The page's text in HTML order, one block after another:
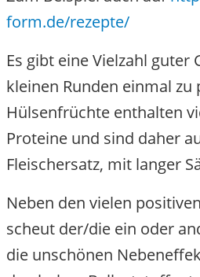
form.de/rezepte/
Es gibt eine Vielzahl guter
kleinen Runden einmal zu
Hülsenfrüchte enthalten
Proteine und sind daher
Fleischersatz, mit langer
Neben den vielen
scheut der/die ein oder
die unschönen